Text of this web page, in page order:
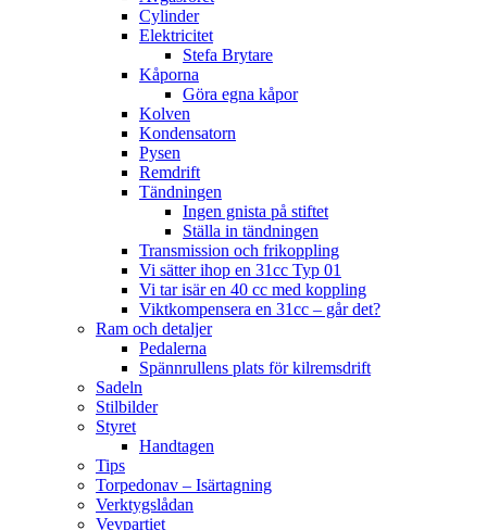
Cylinder
Elektricitet
Stefa Brytare
Kåporna
Göra egna kåpor
Kolven
Kondensatorn
Pysen
Remdrift
Tändningen
Ingen gnista på stiftet
Ställa in tändningen
Transmission och frikoppling
Vi sätter ihop en 31cc Typ 01
Vi tar isär en 40 cc med koppling
Viktkompensera en 31cc – går det?
Ram och detaljer
Pedalerna
Spännrullens plats för kilremsdrift
Sadeln
Stilbilder
Styret
Handtagen
Tips
Torpedonav – Isärtagning
Verktygslådan
Vevpartiet